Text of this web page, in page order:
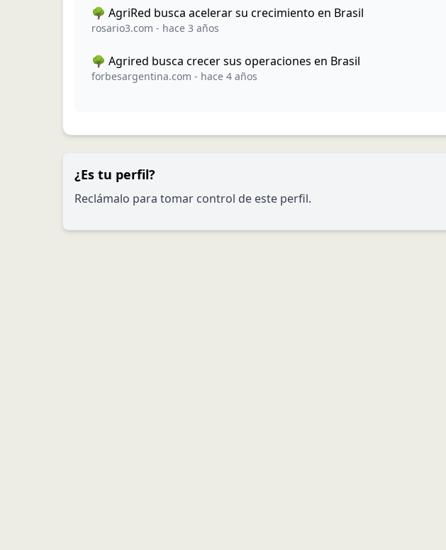
🌳 AgriRed busca acelerar su crecimiento en Brasil
rosario3.com - hace 3 años
🌳 Agrired busca crecer sus operaciones en Brasil
forbesargentina.com - hace 4 años
¿Es tu perfil?
Reclámalo para tomar control de este perfil.